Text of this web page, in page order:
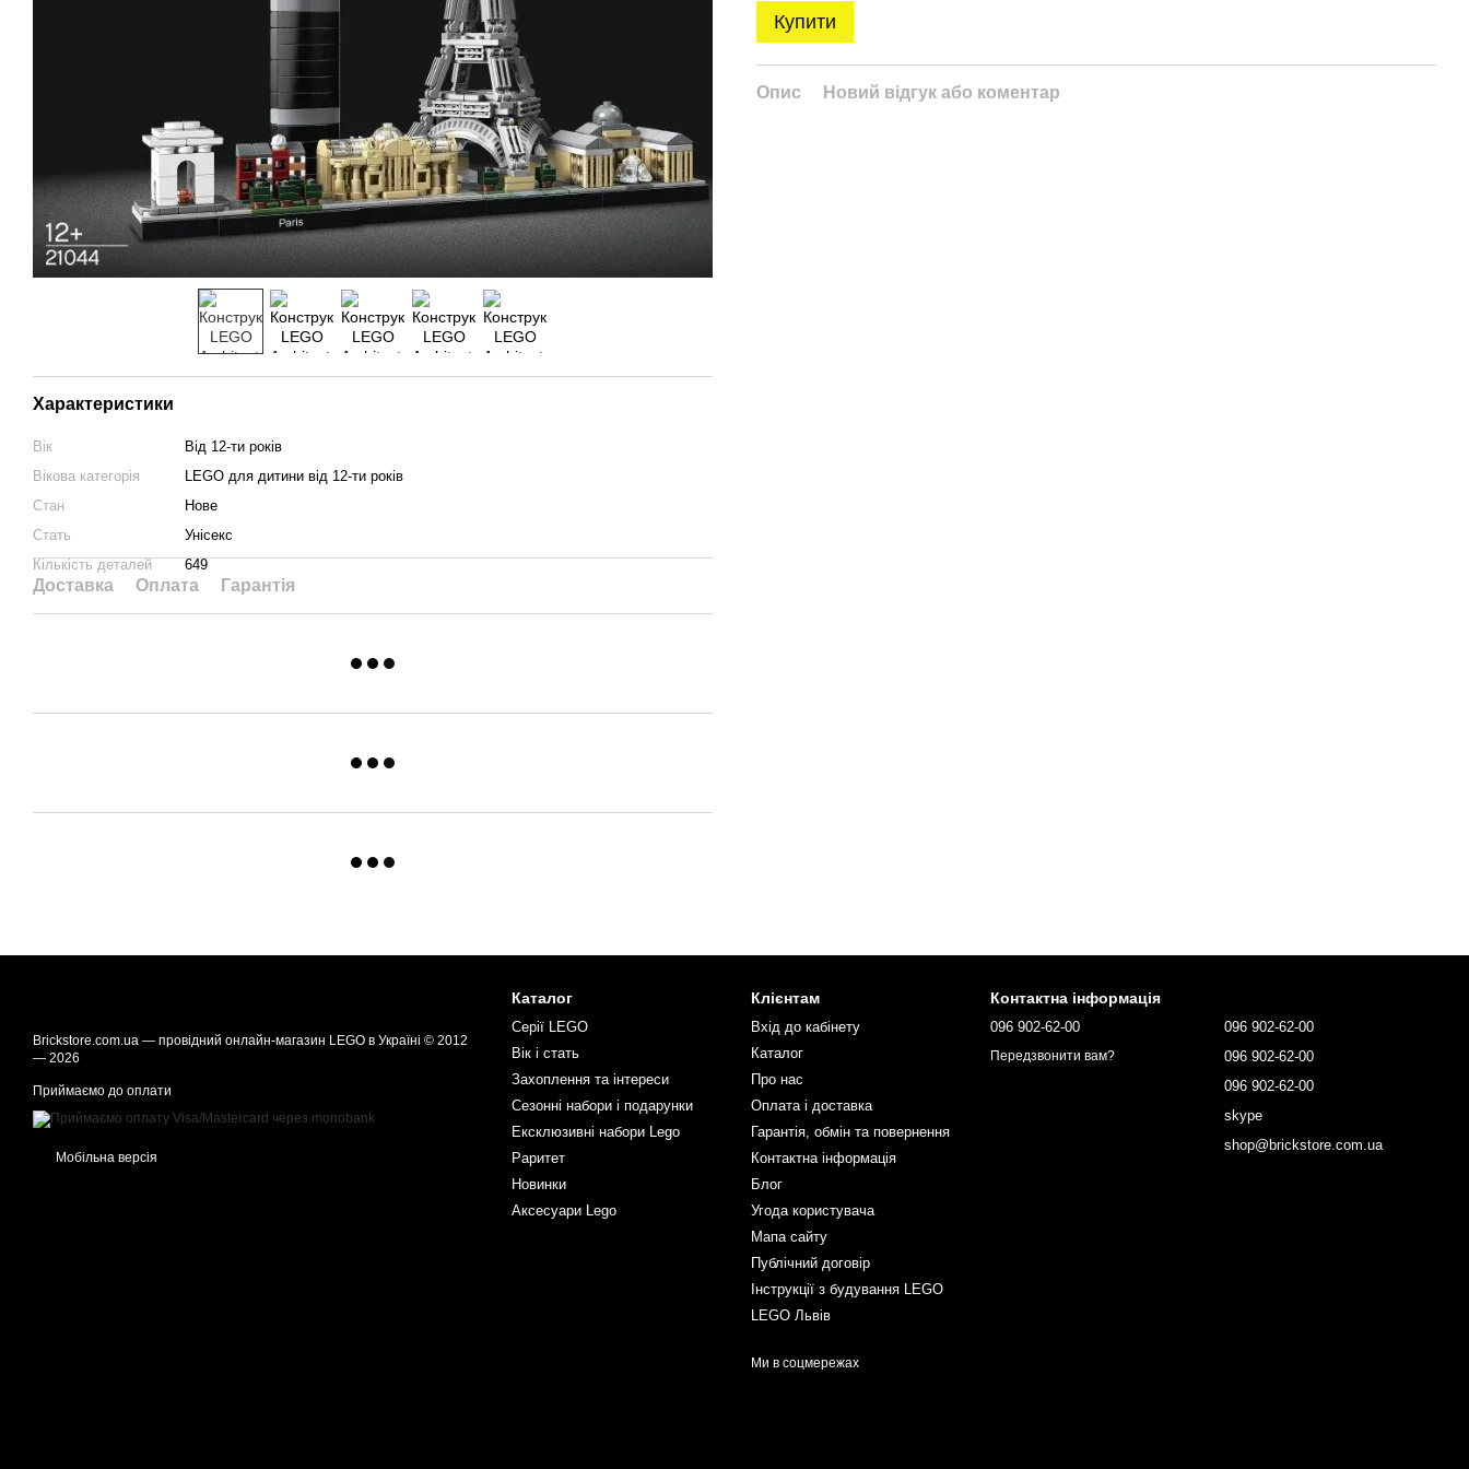
Характеристики
Вік
Від 12-ти років
Вікова категорія
LEGO для дитини від 12-ти років
Стан
Нове
Стать
Унісекс
Кількість деталей
649
Доставка Оплата Гарантія
Купити
Опис Новий відгук або коментар
Brickstore.com.ua — провідний онлайн-магазин LEGO в Україні © 2012
— 2026
Приймаємо до оплати
Мобільна версія
Каталог
Серії LEGO
Вік і стать
Захоплення та інтереси
Сезонні набори і подарунки
Ексклюзивні набори Lego
Раритет
Новинки
Аксесуари Lego
Клієнтам
Вхід до кабінету
Каталог
Про нас
Оплата і доставка
Гарантія, обмін та повернення
Контактна інформація
Блог
Угода користувача
Мапа сайту
Публічний договір
Інструкції з будування LEGO
LEGO Львів
Ми в соцмережах
Контактна інформація
096 902-62-00
Передзвонити вам?
096 902-62-00
096 902-62-00
096 902-62-00
skype
shop@brickstore.com.ua